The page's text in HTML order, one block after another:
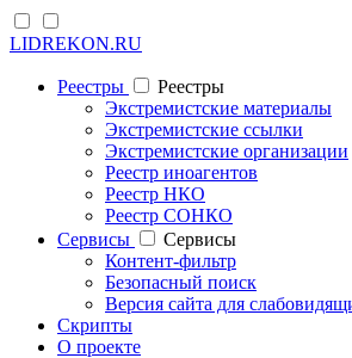
LIDREKON.RU
Реестры
Реестры
Экстремистские материалы
Экстремистские ссылки
Экстремистские организации
Реестр иноагентов
Реестр НКО
Реестр СОНКО
Cервисы
Cервисы
Контент-фильтр
Безопасный поиск
Версия сайта для
Скрипты
О проекте